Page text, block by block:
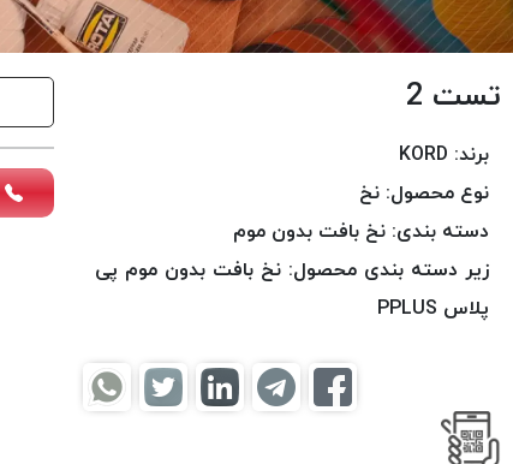
تست 2
برند: KORD
نوع محصول: نخ
دسته بندی: نخ بافت بدون موم
زیر دسته بندی محصول: نخ بافت بدون موم پی
پلاس PPLUS